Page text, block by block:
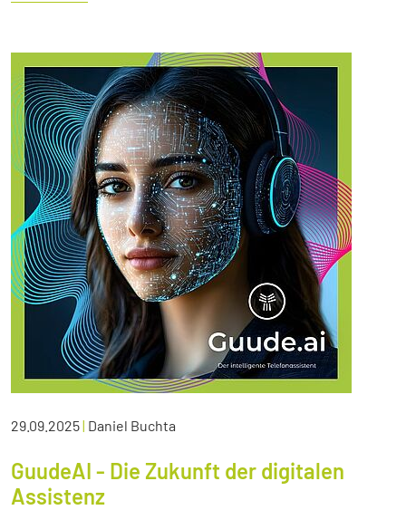
29.09.2025| Daniel Buchta
GuudeAI - Die Zukunft der digitalen
Assistenz